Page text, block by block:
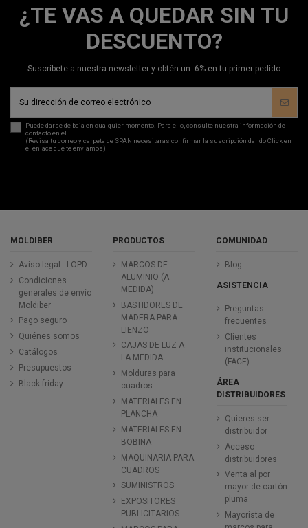
¿TE VAS A QUEDAR SIN TU
DESCUENTO?
Suscríbete a nuestra newsletter y obtén un -6% en tu primer pedido
Puede darse de baja en cualquier momento. Para ello, consulte nuestra información de
contacto en el
(Revisa tu correo y carpeta de SPAN necesitaras confirmar la suscripción dando Click en
el enlace que te enviamos)
MOLDIBER
Aviso legal - LOPD
Condiciones
generales de envío
Moldiber
Pago seguro
Quiénes somos
Catálogos
Presupuestos
Black friday
PRODUCTOS
MARCOS DE
ALUMINIO (A
MEDIDA)
BASTIDORES DE
MADERA PARA
LIENZO
CAJAS DE LUZ A
LA MEDIDA
Molduras para
cuadros
MATERIALES EN
PLANCHA
MATERIALES EN
BOBINA
MAQUINARIA PARA
CUADROS
SUMINISTROS
EXPOSITORES
PUBLICITARIOS
COMUNIDAD
Blog
ASISTENCIA
Preguntas
frecuentes
Clientes
institucionales
(FACE)
ÁREA
DISTRIBUIDORES
Quieres ser
distribuidor
Acceso
distribuidores
Venta al por
mayor de cartón
pluma
Mayorista de